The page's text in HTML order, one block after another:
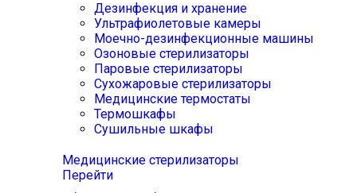
Дезинфекция и хранение
Ультрафиолетовые камеры
Моечно-дезинфекционные машины
Озоновые стерилизаторы
Паровые стерилизаторы
Сухожаровые стерилизаторы
Медицинские термостаты
Термошкафы
Сушильные шкафы
Медицинские стерилизаторы
Перейти